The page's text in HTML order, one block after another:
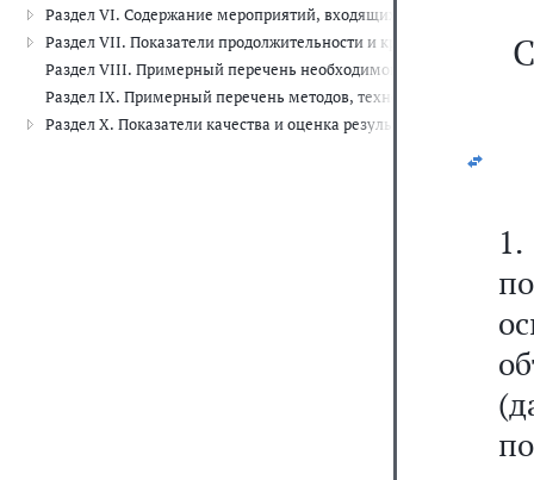
Раздел VI. Содержание мероприятий, входящих в состав услуг,
Раздел VII. Показатели продолжительности и кратности
Раздел VIII. Примерный перечень необходимого
Раздел IX. Примерный перечень методов, технологий и
Раздел X. Показатели качества и оценка результатов